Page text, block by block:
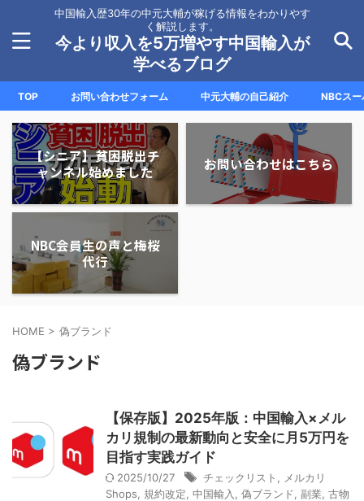
中国輸入歴30年の中元大輔が稼げる情報をわかりやす
く解説します。
今より収入を5万増やす中国輸入が
学べるブログ
TOP お問い合わせフォーム 中元大輔の自己紹介 NBCスー
【シニア】貧困脱出チ
ャンネル始めました
お問い合わせはこちら
NBC会員生の声と梅桜
代行
HOME > 偽ブランド
偽ブランド
【保存版】2025年版：中国輸入×メル
カリ規制の最新動向と安全に月5万円を
目指す実践ガイド
2025/10/27 チェックリスト
メルカリ
Shops
規約改定 中国輸入 偽ブランド 副業 古物